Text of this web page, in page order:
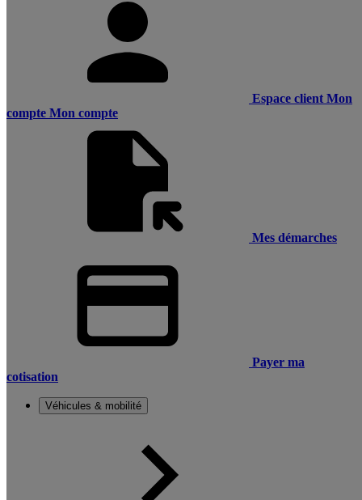
Espace client Mon
compte Mon compte
Mes démarches
Payer ma
cotisation
Véhicules & mobilité